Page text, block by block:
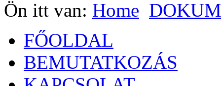
Ön itt van: Home
FŐOLDAL
BEMUTATKOZÁS